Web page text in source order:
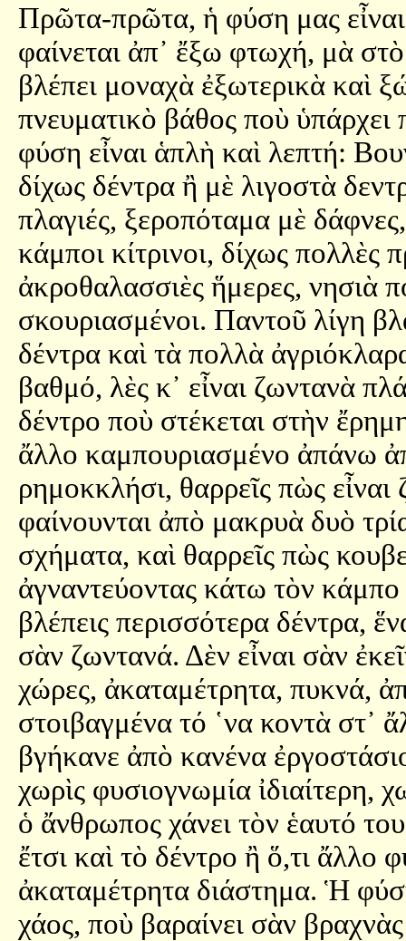
Πρῶτα-πρῶτα, ἡ φύση μας
φαίνεται ἀπ᾿ ἔξω φτωχή, μὰ
βλέπει μοναχὰ ἐξωτερικὰ καὶ
πνευματικὸ βάθος ποὺ
φύση εἶναι ἁπλὴ καὶ λεπτή:
δίχως δέντρα ἢ μὲ λιγοστὰ
πλαγιές, ξεροπόταμα μὲ δάφνες,
κάμποι κίτρινοι, δίχως
ἀκροθαλασσιὲς ἥμερες, νησιὰ
σκουριασμένοι. Παντοῦ λίγη
δέντρα καὶ τὰ πολλὰ
βαθμό, λὲς κ᾿ εἶναι ζωντανὰ
δέντρο ποὺ στέκεται στὴν
ἄλλο καμπουριασμένο ἀπάνω
ρημοκκλήσι, θαρρεῖς πὼς
φαίνουνται ἀπὸ μακρυὰ δυὸ
σχήματα, καὶ θαρρεῖς πὼς
ἀγναντεύοντας κάτω τὸν
βλέπεις περισσότερα δέντρα,
σὰν ζωντανά. Δὲν εἶναι σὰν
χώρες, ἀκαταμέτρητα, πυκνά,
στοιβαγμένα τό ῾να κοντὰ
βγήκανε ἀπὸ κανένα
χωρὶς φυσιογνωμία ἰδιαίτερη,
ὁ ἄνθρωπος χάνει τὸν ἑαυτό
ἔτσι καὶ τὸ δέντρο ἢ ὅ,τι ἄλλο
ἀκαταμέτρητα διάστημα. Ἡ
χάος, ποὺ βαραίνει σὰν